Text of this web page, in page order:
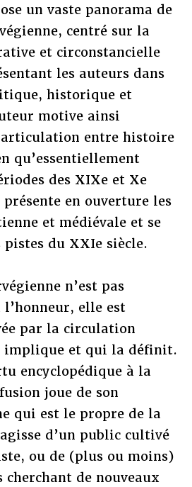
un vaste panorama de
centré sur la
et circonstancielle
les auteurs dans
historique et
motive ainsi
entre histoire
qu’essentiellement
des XIXe et Xe
présente en ouverture les
et médiévale et se
du XXIe siècle.
n’est pas
elle est
par la circulation
implique et qui la définit.
encyclopédique à la
joue de son
qui est le propre de la
d’un public cultivé
ou de (plus ou moins)
cherchant de nouveaux